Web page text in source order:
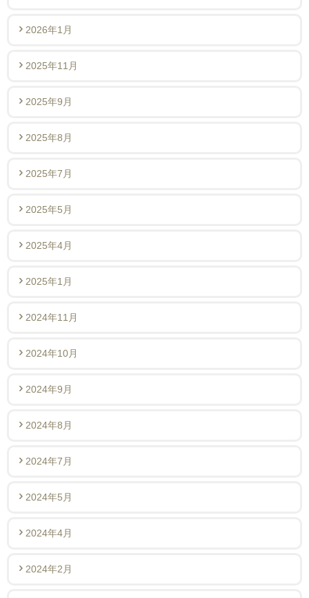
2026年1月
2025年11月
2025年9月
2025年8月
2025年7月
2025年5月
2025年4月
2025年1月
2024年11月
2024年10月
2024年9月
2024年8月
2024年7月
2024年5月
2024年4月
2024年2月